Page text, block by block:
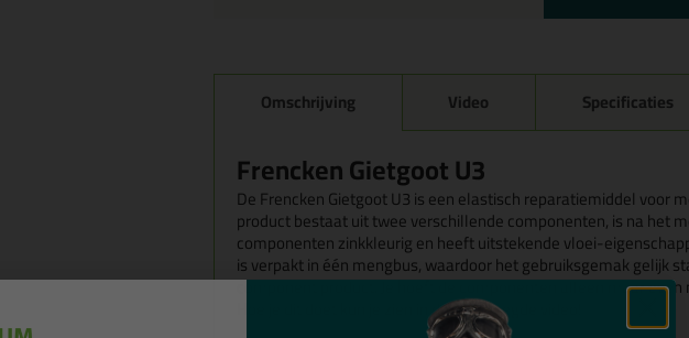
Omschrijving Video Specificaties
Frencken Gietgoot U3
De Frencken Gietgoot U3 is een elastisch reparatiemiddel voor
product bestaat uit twee verschillende componenten, is na het
componenten zinkkleurig en heeft uitstekende vloei-
is verpakt in één mengbus, waardoor het gebruiksgemak gelijk
component product. Je hoeft de componenten alleen maar
Hoe je dit doet kun je zien in de bijgevoegde video!